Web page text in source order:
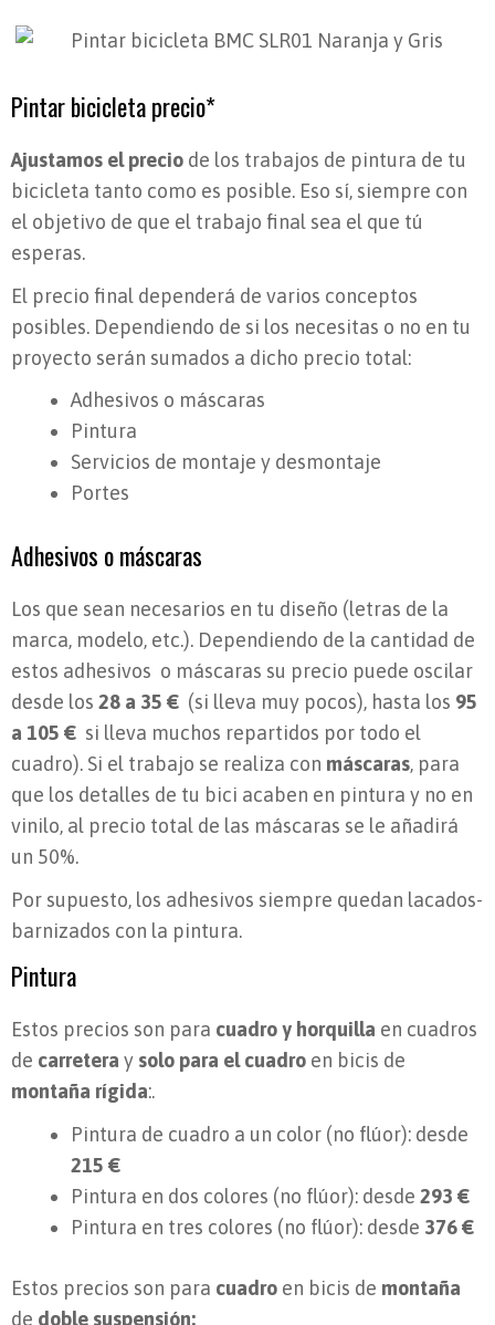
Pintar bicicleta precio*
Ajustamos el precio de los trabajos de pintura de tu
bicicleta tanto como es posible. Eso sí, siempre con
el objetivo de que el trabajo final sea el que tú
esperas.
El precio final dependerá de varios conceptos
posibles. Dependiendo de si los necesitas o no en tu
proyecto serán sumados a dicho precio total:
Adhesivos o máscaras
Pintura
Servicios de montaje y desmontaje
Portes
Adhesivos o máscaras
Los que sean necesarios en tu diseño (letras de la
marca, modelo, etc.). Dependiendo de la cantidad de
estos adhesivos o máscaras su precio puede oscilar
desde los 28 a 35 € (si lleva muy pocos), hasta los 95
a 105 € si lleva muchos repartidos por todo el
cuadro). Si el trabajo se realiza con máscaras, para
que los detalles de tu bici acaben en pintura y no en
vinilo, al precio total de las máscaras se le añadirá
un 50%.
Por supuesto, los adhesivos siempre quedan lacados-
barnizados con la pintura.
Pintura
Estos precios son para cuadro y horquilla en cuadros
de carretera y solo para el cuadro en bicis de
montaña rígida:.
Pintura de cuadro a un color (no flúor): desde
215 €
Pintura en dos colores (no flúor): desde 293 €
Pintura en tres colores (no flúor): desde 376 €
Estos precios son para cuadro en bicis de montaña
de doble suspensión: